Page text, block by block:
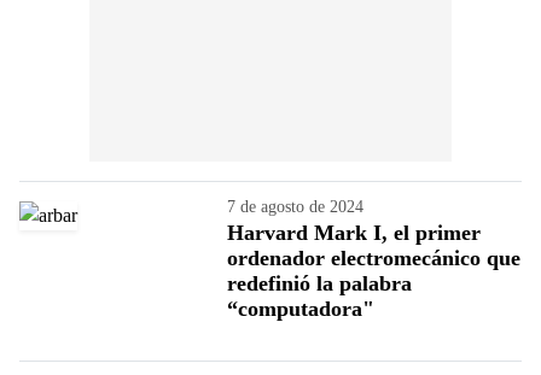
7 de agosto de 2024
Harvard Mark I, el primer
ordenador electromecánico que
redefinió la palabra
“computadora"